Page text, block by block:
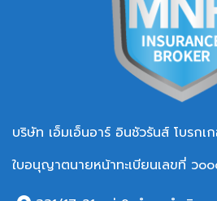
บริษัท เอ็มเอ็นอาร์ อินชัวรันส์ โบรกเ
ใบอนุญาตนายหน้าทะเบียนเลขที่ ว